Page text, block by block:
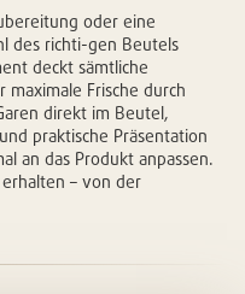
oder eine
des richti-gen Beutels
deckt sämtliche
Frische durch
direkt im Beutel,
praktische Präsentation
an das Produkt anpassen.
– von der